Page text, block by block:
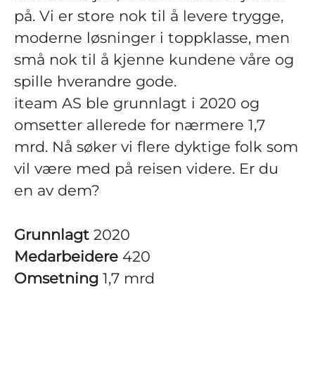
på. Vi er store nok til å levere trygge,
moderne løsninger i toppklasse, men
små nok til å kjenne kundene våre og
spille hverandre gode.
iteam AS ble grunnlagt i 2020 og
omsetter allerede for nærmere 1,7
mrd. Nå søker vi flere dyktige folk som
vil være med på reisen videre. Er du
en av dem?
Grunnlagt 2020
Medarbeidere 420
Omsetning 1,7 mrd